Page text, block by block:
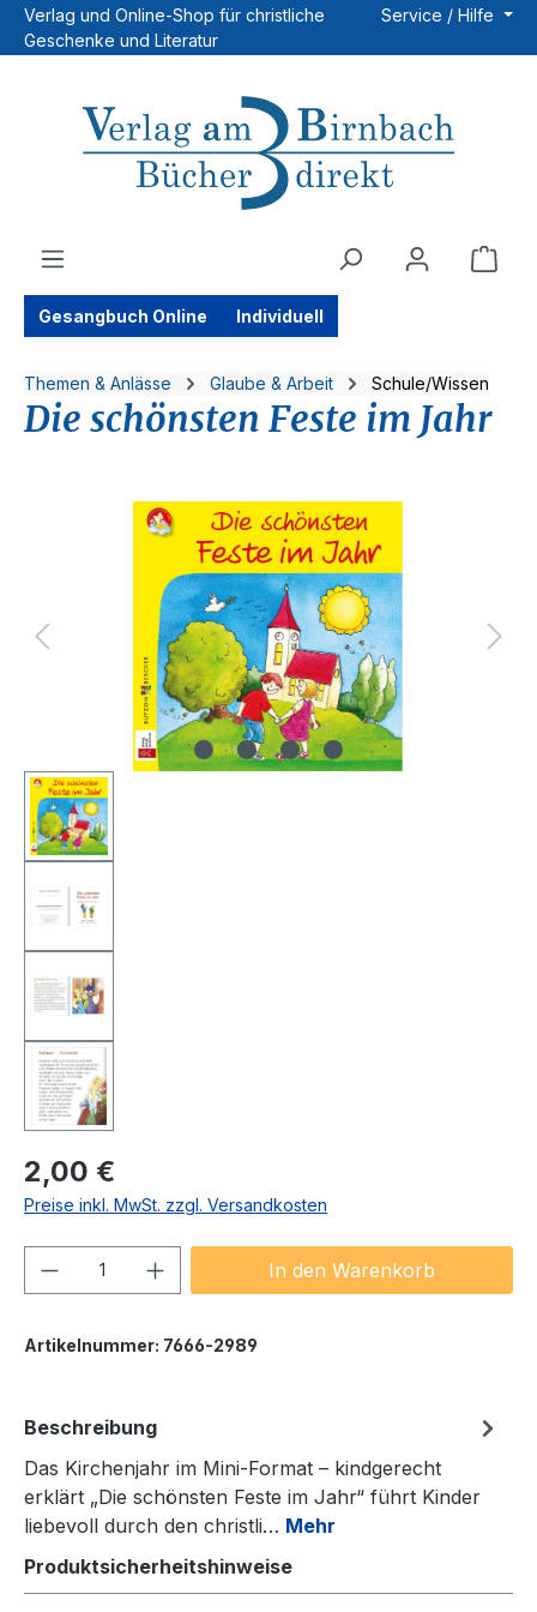
Zum Hauptinhalt springen
Verlag und Online-Shop für christliche
Geschenke und Literatur
Service / Hilfe
Gesangbuch Online Individuell
Themen & Anlässe Glaube & Arbeit Schule/Wissen
Die schönsten Feste im Jahr
Bildergalerie überspringen
Regulärer Preis:
2,00 €
Preise inkl. MwSt. zzgl. Versandkosten
Produkt Anzahl: Gib denIn den Warenkorb
Artikelnummer: 7666-2989
Beschreibung
Das Kirchenjahr im Mini-Format – kindgerecht
erklärt „Die schönsten Feste im Jahr“ führt Kinder
liebevoll durch den christli… Mehr
Produktsicherheitshinweise